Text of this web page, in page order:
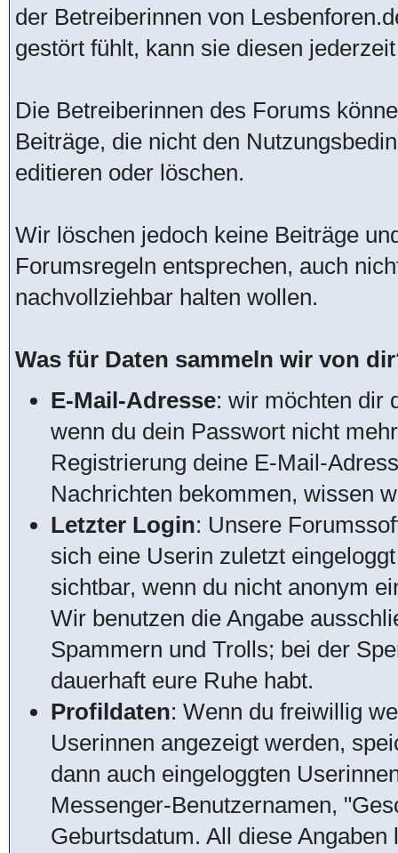
der Betreiberinnen von
gestört fühlt, kann sie diesen
Die Betreiberinnen des Forums
Beiträge, die nicht den
editieren oder löschen.
Wir löschen jedoch keine Beiträge
Forumsregeln entsprechen, auch
nachvollziehbar halten wollen.
Was für Daten sammeln wir von
E-Mail-Adresse: wir möchten dir
wenn du dein Passwort nicht
Registrierung deine E-Mail-
Nachrichten bekommen, wissen
Letzter Login: Unsere
sich eine Userin zuletzt
sichtbar, wenn du nicht anonym
Wir benutzen die Angabe
Spammern und Trolls; bei der
dauerhaft eure Ruhe habt.
Profildaten: Wenn du freiwillig
Userinnen angezeigt werden,
dann auch eingeloggten
Messenger-Benutzernamen,
Geburtsdatum. All diese